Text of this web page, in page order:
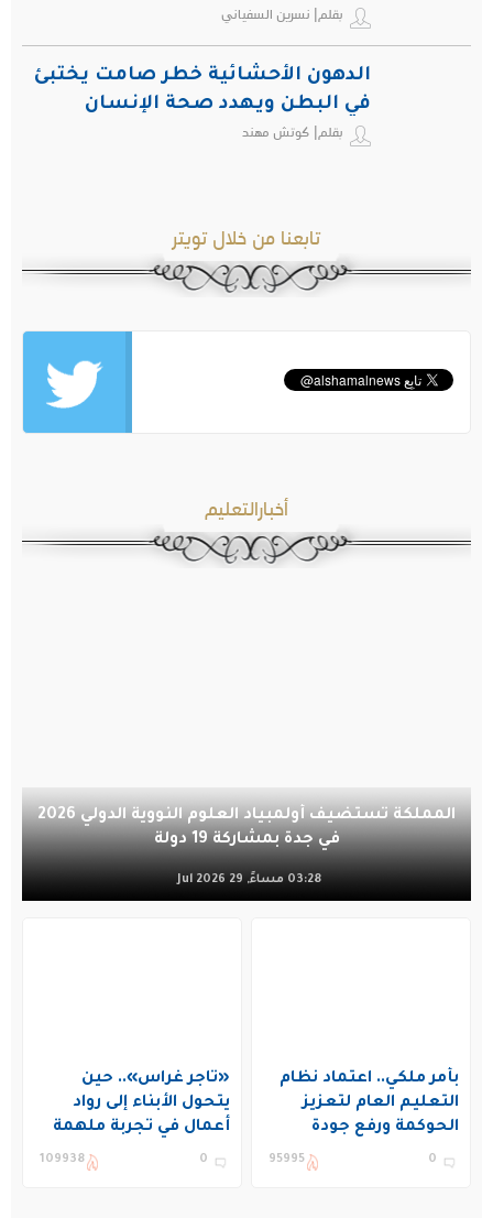
بقلم| نسرين السفياني
الدهون الأحشائية خطر صامت يختبئ
في البطن ويهدد صحة الإنسان
بقلم| كوتش مهند
تابعنا من خلال تويتر
أخبارالتعليم
المملكة تستضيف أولمبياد العلوم النووية الدولي 2026
في جدة بمشاركة 19 دولة
03:28 مساءً, 29 Jul 2026
بأمر ملكي.. اعتماد نظام
التعليم العام لتعزيز
الحوكمة ورفع جودة
التعليم في المملكة
0
95995
«تاجر غراس».. حين
يتحول الأبناء إلى رواد
أعمال في تجربة ملهمة
بنادي غراس الصيفي
0
109938